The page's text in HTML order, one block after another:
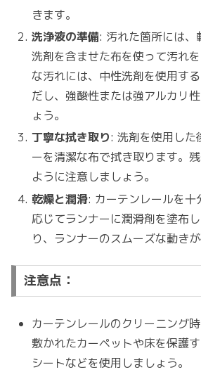
きます。
洗浄液の準備: 汚れた箇所には、
洗剤を含ませた布を使って汚れ
な汚れには、中性洗剤を使用す
だし、強酸性または強アルカリ
ょう。
丁寧な拭き取り: 洗剤を使用した
ーを清潔な布で拭き取ります。
ように注意しましょう。
乾燥と潤滑: カーテンレールを十
応じてランナーに潤滑剤を塗布
り、ランナーのスムーズな動きが
注意点：
カーテンレールのクリーニング
敷かれたカーペットや床を保護
シートなどを使用しましょう。